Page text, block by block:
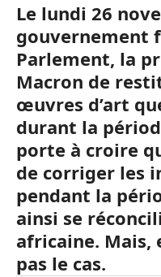
Le lundi 26
gouvernement
Parlement, la
Macron de
œuvres d’art
durant la
porte à croire
de corriger les
pendant la
ainsi se
africaine. Mais,
pas le cas.